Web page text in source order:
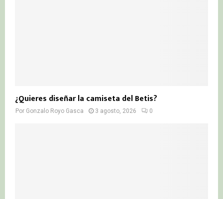
¿Quieres diseñar la camiseta del Betis?
Por Gonzalo Royo Gasca 3 agosto, 2026 0